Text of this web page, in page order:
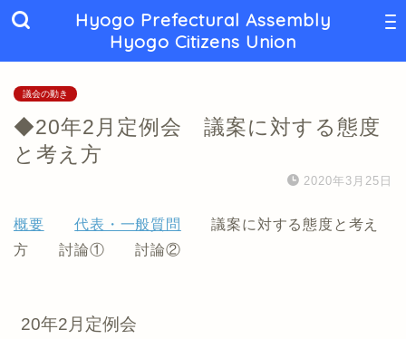
Hyogo Prefectural Assembly
Hyogo Citizens Union
議会の動き
◆20年2月定例会 議案に対する態度
と考え方
2020年3月25日
概要 代表・一般質問
議案に対する態度と考え
方 討論① 討論②
20年2月定例会